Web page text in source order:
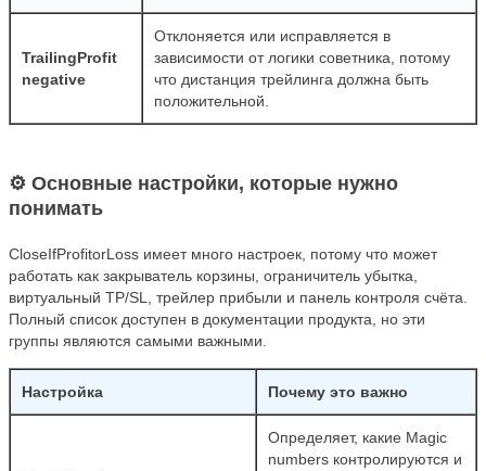
TrailingProfit
negative
Отклоняется или исправляется в
зависимости от логики советника, потому
что дистанция трейлинга должна быть
положительной.
⚙ Основные настройки, которые нужно
понимать
CloseIfProfitorLoss имеет много настроек, потому что может
работать как закрыватель корзины, ограничитель убытка,
виртуальный TP/SL, трейлер прибыли и панель контроля счёта.
Полный список доступен в документации продукта, но эти
группы являются самыми важными.
Настройка Почему это важно
Определяет, какие Magic
numbers контролируются и